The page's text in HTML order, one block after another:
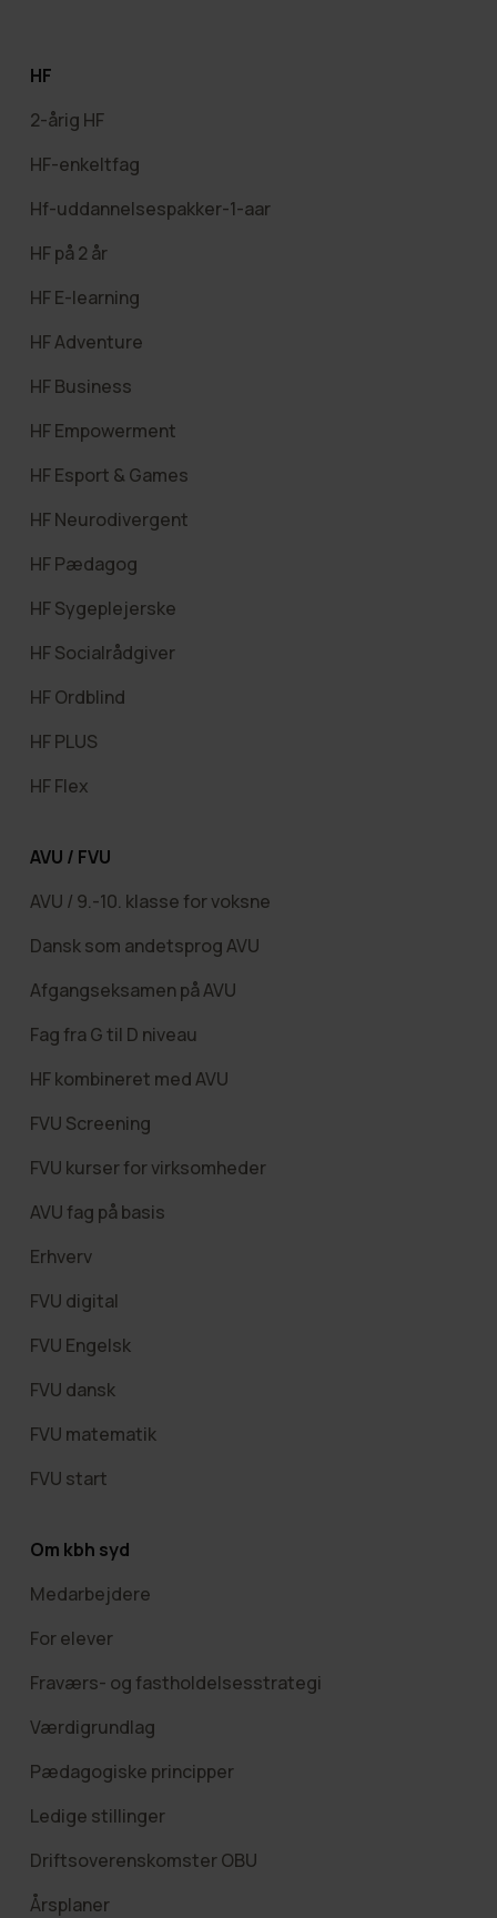
HF
2-årig HF
HF-enkeltfag
Hf-uddannelsespakker-1-aar
HF på 2 år
HF E-learning
HF Adventure
HF Business
HF Empowerment
HF Esport & Games
HF Neurodivergent
HF Pædagog
HF Sygeplejerske
HF Socialrådgiver
HF Ordblind
HF PLUS
HF Flex
AVU / FVU
AVU / 9.-10. klasse for voksne
Dansk som andetsprog AVU
Afgangseksamen på AVU
Fag fra G til D niveau
HF kombineret med AVU
FVU Screening
FVU kurser for virksomheder
AVU fag på basis
Erhverv
FVU digital
FVU Engelsk
FVU dansk
FVU matematik
FVU start
Om kbh syd
Medarbejdere
For elever
Fraværs- og fastholdelsesstrategi
Værdigrundlag
Pædagogiske principper
Ledige stillinger
Driftsoverenskomster OBU
Årsplaner